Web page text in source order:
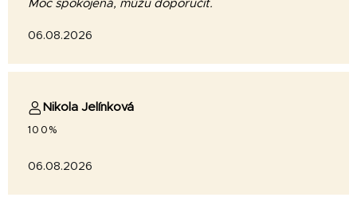
Moc spokojená, můžu doporučit.
06.08.2026
Nikola Jelínková
100%
06.08.2026